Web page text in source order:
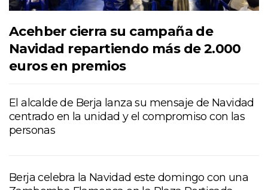
Acehber cierra su campaña de
Navidad repartiendo más de 2.000
euros en premios
El alcalde de Berja lanza su mensaje de Navidad
centrado en la unidad y el compromiso con las
personas
Berja celebra la Navidad este domingo con una